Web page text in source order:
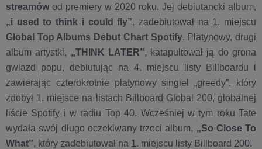
streamówod premiery w 2020 roku. Jej debiutancki album,
„i used to think i could fly”, zadebiutował na 1. miejscu
Global Top Albums Debut Chart Spotify. Platynowy, drugi
album artystki, „THINK LATER”, katapultował ją do grona
gwiazd popu, debiutując na 4. miejscu listy Billboardu i
zawierając czterokrotnie platynowy singiel „greedy”, który
zdobył 1. miejsce na listach Billboard Global 200, globalnej
liście Spotify i w radiu Top 40. Wcześniej w tym roku Tate
wydała swój długo oczekiwany trzeci album, „So Close To
What”, który zadebiutował na 1. miejscu listy Billboard 200.